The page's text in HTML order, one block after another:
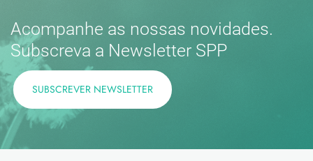
Acompanhe as nossas novidades.
Subscreva a Newsletter SPP
SUBSCREVER NEWSLETTER